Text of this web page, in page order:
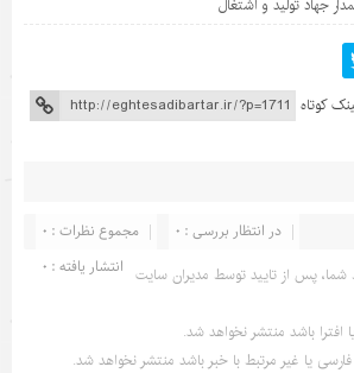
جهاد تولید و اشتغال
کوتاه
مجموع نظرات : 0
در انتظار بررسی : 0
انتشار یافته : 0 پس از تایید توسط مدیران سایت
باشد منتشر نخواهد شد.
فارسی یا غیر مرتبط با خبر باشد منتشر نخواهد شد.